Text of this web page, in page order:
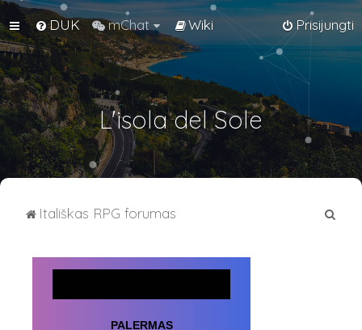
DUK mChat Wiki Prisijungti
L'isola del Sole
Itališkas RPG forumas